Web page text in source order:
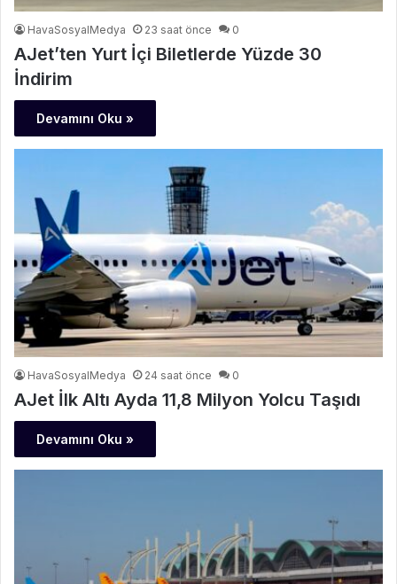
HavaSosyalMedya 23 saat önce 0
AJet’ten Yurt İçi Biletlerde Yüzde 30
İndirim
Devamını Oku »
HavaSosyalMedya 24 saat önce 0
AJet İlk Altı Ayda 11,8 Milyon Yolcu Taşıdı
Devamını Oku »